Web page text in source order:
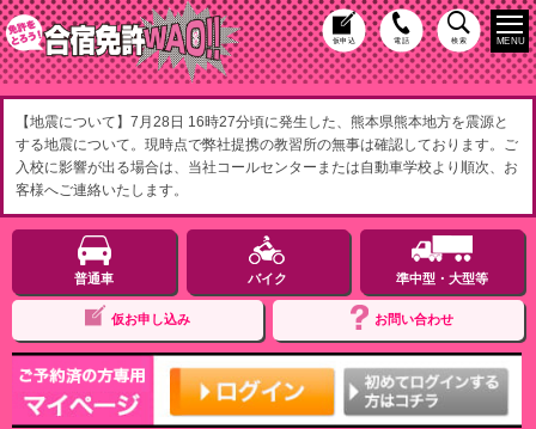
仮申込 電話 検索
【地震について】7月28日 16時27分頃に発生した、熊本県熊本地方を震源と
する地震について。現時点で弊社提携の教習所の無事は確認しております。ご
入校に影響が出る場合は、当社コールセンターまたは自動車学校より順次、お
客様へご連絡いたします。
普通車 バイク 準中型・大型等
仮お申し込み お問い合わせ
MENU